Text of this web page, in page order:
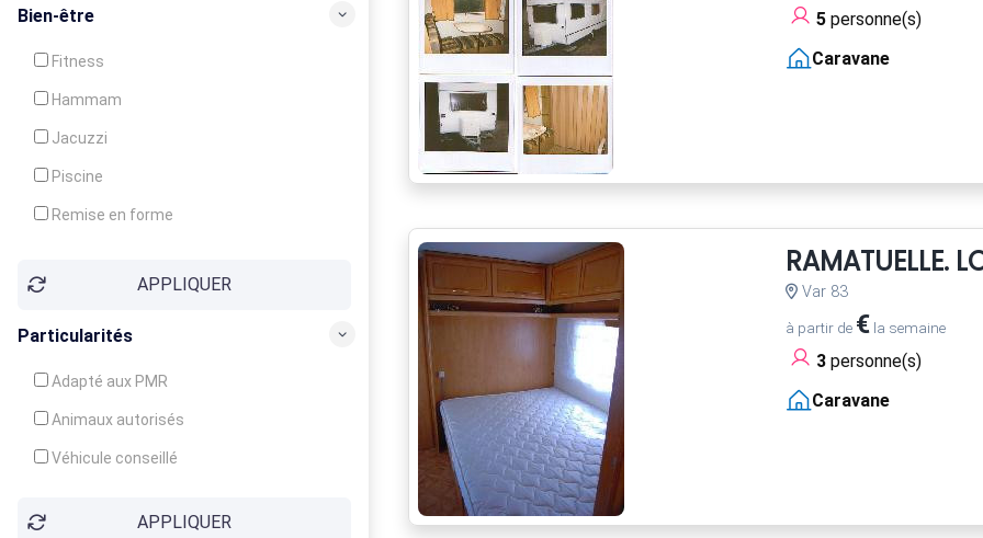
Bien-être
Fitness
Hammam
Jacuzzi
Piscine
Remise en forme
Soins du corpsAPPLIQUER
Particularités
Adapté aux PMR
Animaux autorisés
Véhicule conseillé
APPLIQUER
5personne(s)
Caravane
RAMATUELLE.
Var 83
à partir de €la semaine
3personne(s)
Caravane